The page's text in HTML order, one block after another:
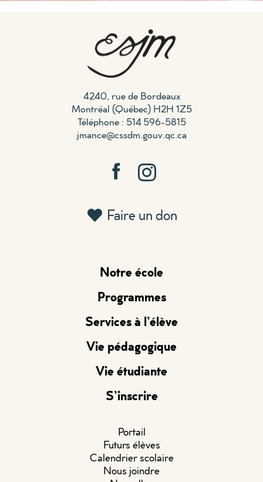
4240, rue de Bordeaux
Montréal (Québec) H2H 1Z5
Téléphone : 514 596-5815
jmance@cssdm.gouv.qc.ca
Faire un don
Notre école
Programmes
Services à l’élève
Vie pédagogique
Vie étudiante
S’inscrire
Portail
Futurs élèves
Calendrier scolaire
Nous joindre